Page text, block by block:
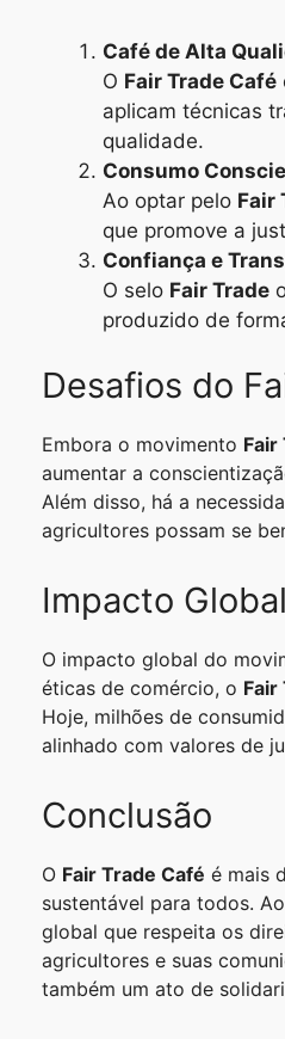
Café de Alta
O Fair Trade Café
aplicam técnicas
qualidade.
Consumo
Ao optar pelo Fair
que promove a
Confiança e
O selo Fair Trade
produzido de
Desafios do
Embora o movimento Fair
aumentar a
Além disso, há a
agricultores possam se
Impacto
O impacto global do
éticas de comércio, o Fair
Hoje, milhões de
alinhado com valores de
Conclusão
O Fair Trade Café é mais
sustentável para todos.
global que respeita os
agricultores e suas
também um ato de